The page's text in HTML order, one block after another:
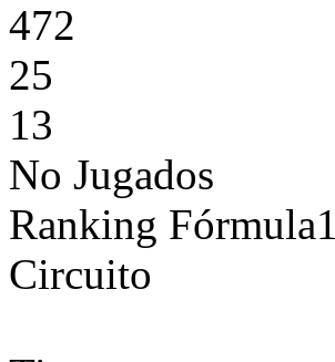
472
25
13
No Jugados
Ranking Fórmula1
Circuito